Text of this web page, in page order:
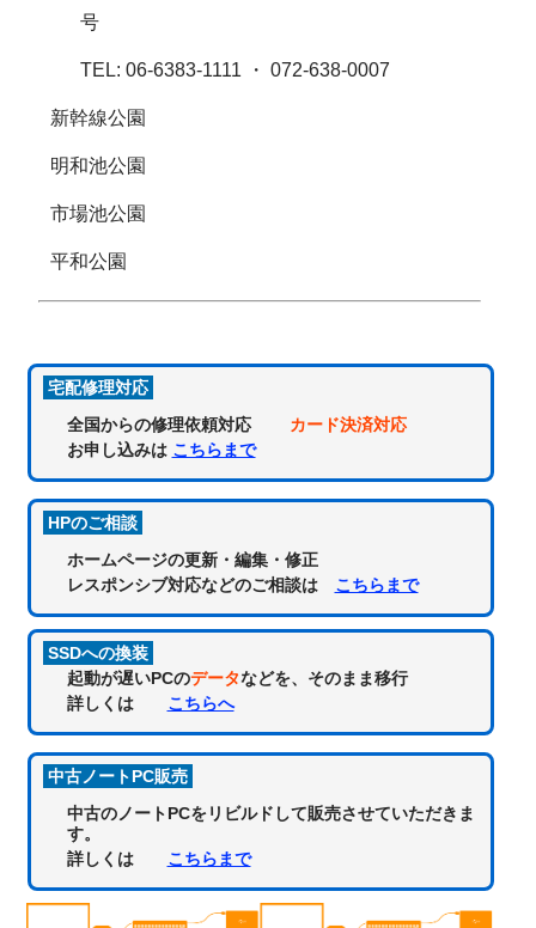
号
TEL: 06-6383-1111 ・ 072-638-0007
新幹線公園
明和池公園
市場池公園
平和公園
宅配修理対応
全国からの修理依頼対応 カード決済対応
お申し込みは こちらまで
HPのご相談
ホームページの更新・編集・修正
レスポンシブ対応などのご相談は こちらまで
SSDへの換装
起動が遅いPCのデータなどを、そのまま移行
詳しくは こちらへ
中古ノートPC販売
中古のノートPCをリビルドして販売させていただきま
す。
詳しくは こちらまで